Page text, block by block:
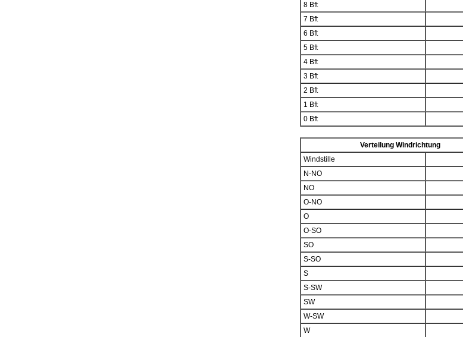
8 Bft
7 Bft
6 Bft
5 Bft
4 Bft
3 Bft
2 Bft
1 Bft
0 Bft
Verteilung Windrichtung
Windstille
N-NO
NO
O-NO
O
O-SO
SO
S-SO
S
S-SW
SW
W-SW
W